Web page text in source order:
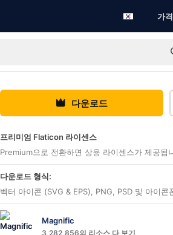
가
다운로드
프리미엄 Flaticon 라이센스
Premium으로 전환하면 상용 라이센스가 제공됩
다운로드 형식:
벡터 아이콘 (SVG & EPS), PNG, PSD 및 아이콘
Magnific
3,282,856의 리소스 다 보기